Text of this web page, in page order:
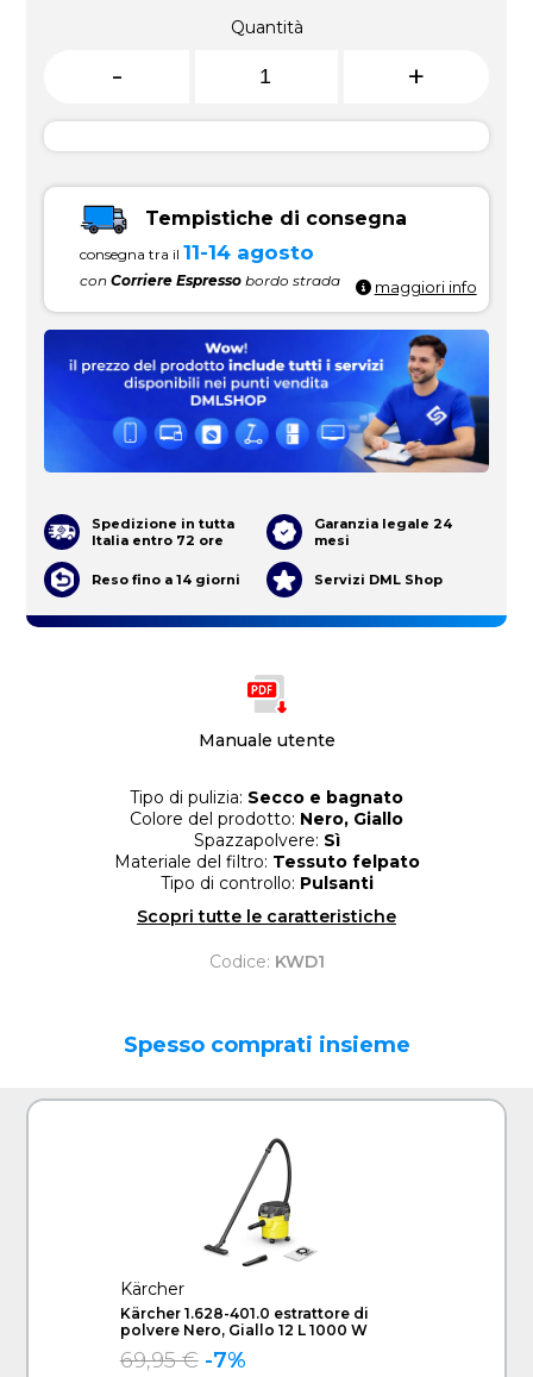
Manuale utente
Tipo di pulizia: Secco e bagnato
Colore del prodotto: Nero, Giallo
Spazzapolvere: Sì
Materiale del filtro: Tessuto felpato
Tipo di controllo: Pulsanti
Scopri tutte le caratteristiche
Codice: KWD1
Quantità
- +
Tempistiche di consegna
consegna tra il 11-14 agosto
conCorriere Espresso bordo strada maggiori info
Spedizione in tutta
Italia entro 72 ore
Garanzia legale 24
mesi
Reso fino a 14 giorni Servizi DML Shop
Spesso comprati insieme
Kärcher
Kärcher 1.628-401.0 estrattore di
polvere Nero, Giallo 12 L 1000 W
69,95 € -7%